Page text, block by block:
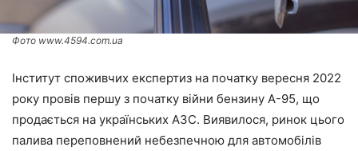
Фото www.4594.com.ua
Інститут споживчих експертиз на початку вересня 2022
року провів першу з початку війни бензину А-95, що
продається на українських АЗС. Виявилося, ринок цього
палива переповнений небезпечною для автомобілів